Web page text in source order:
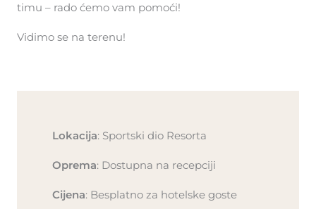
timu – rado ćemo vam pomoći!
Vidimo se na terenu!
Lokacija: Sportski dio Resorta
Oprema: Dostupna na recepciji
Cijena: Besplatno za hotelske goste